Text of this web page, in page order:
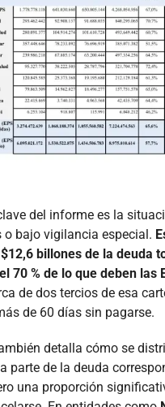
del informe es la
o bajo vigilancia especial.
billones de la deuda
70 % de lo que deben las
de dos tercios de esa
de 60 días sin pagarse.
detalla cómo se
parte de la deuda
una proporción